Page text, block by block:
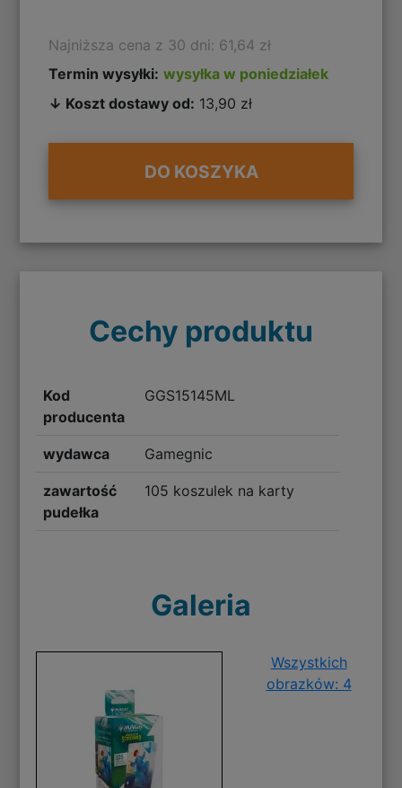
Najniższa cena z 30 dni: 61,64 zł
Termin wysyłki: wysyłka w poniedziałek
↓ Koszt dostawy od: 13,90 zł
DO KOSZYKA
Cechy produktu
Kod
producenta
GGS15145ML
wydawca Gamegnic
zawartość
pudełka
105 koszulek na karty
Galeria
Wszystkich
obrazków: 4